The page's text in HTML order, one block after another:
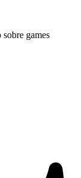
games